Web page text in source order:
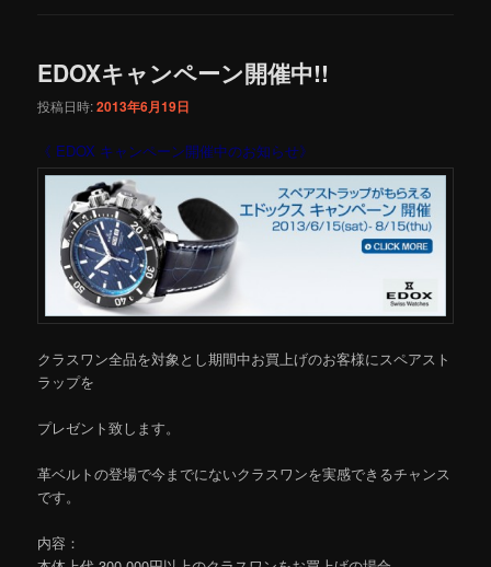
EDOXキャンペーン開催中!!
投稿日時:2013年6月19日
《 EDOX キャンペーン開催中のお知らせ》
クラスワン全品を対象とし期間中お買上げのお客様にスペアスト
ラップを
プレゼント致します。
革ベルトの登場で今までにないクラスワンを実感できるチャンス
です。
内容：